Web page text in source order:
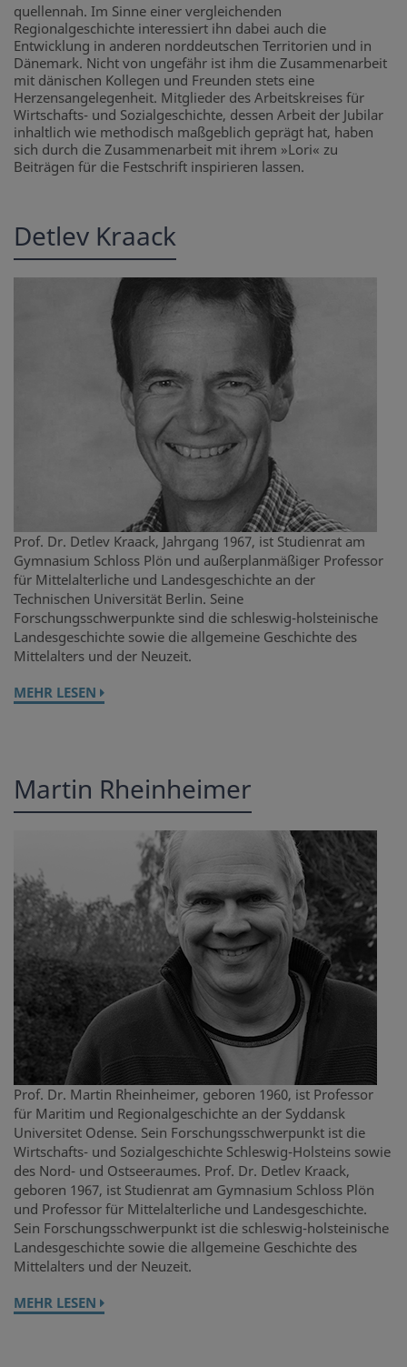
quellennah. Im Sinne einer vergleichenden
Regionalgeschichte interessiert ihn dabei auch die
Entwicklung in anderen norddeutschen Territorien und in
Dänemark. Nicht von ungefähr ist ihm die Zusammenarbeit
mit dänischen Kollegen und Freunden stets eine
Herzensangelegenheit. Mitglieder des Arbeitskreises für
Wirtschafts- und Sozialgeschichte, dessen Arbeit der Jubilar
inhaltlich wie methodisch maßgeblich geprägt hat, haben
sich durch die Zusammenarbeit mit ihrem »Lori« zu
Beiträgen für die Festschrift inspirieren lassen.
Detlev Kraack
Prof. Dr. Detlev Kraack, Jahrgang 1967, ist Studienrat am
Gymnasium Schloss Plön und außerplanmäßiger Professor
für Mittelalterliche und Landesgeschichte an der
Technischen Universität Berlin. Seine
Forschungsschwerpunkte sind die schleswig-holsteinische
Landesgeschichte sowie die allgemeine Geschichte des
Mittelalters und der Neuzeit.
MEHR LESEN
Martin Rheinheimer
Prof. Dr. Martin Rheinheimer, geboren 1960, ist Professor
für Maritim und Regionalgeschichte an der Syddansk
Universitet Odense. Sein Forschungsschwerpunkt ist die
Wirtschafts- und Sozialgeschichte Schleswig-Holsteins sowie
des Nord- und Ostseeraumes. Prof. Dr. Detlev Kraack,
geboren 1967, ist Studienrat am Gymnasium Schloss Plön
und Professor für Mittelalterliche und Landesgeschichte.
Sein Forschungsschwerpunkt ist die schleswig-holsteinische
Landesgeschichte sowie die allgemeine Geschichte des
Mittelalters und der Neuzeit.
MEHR LESEN